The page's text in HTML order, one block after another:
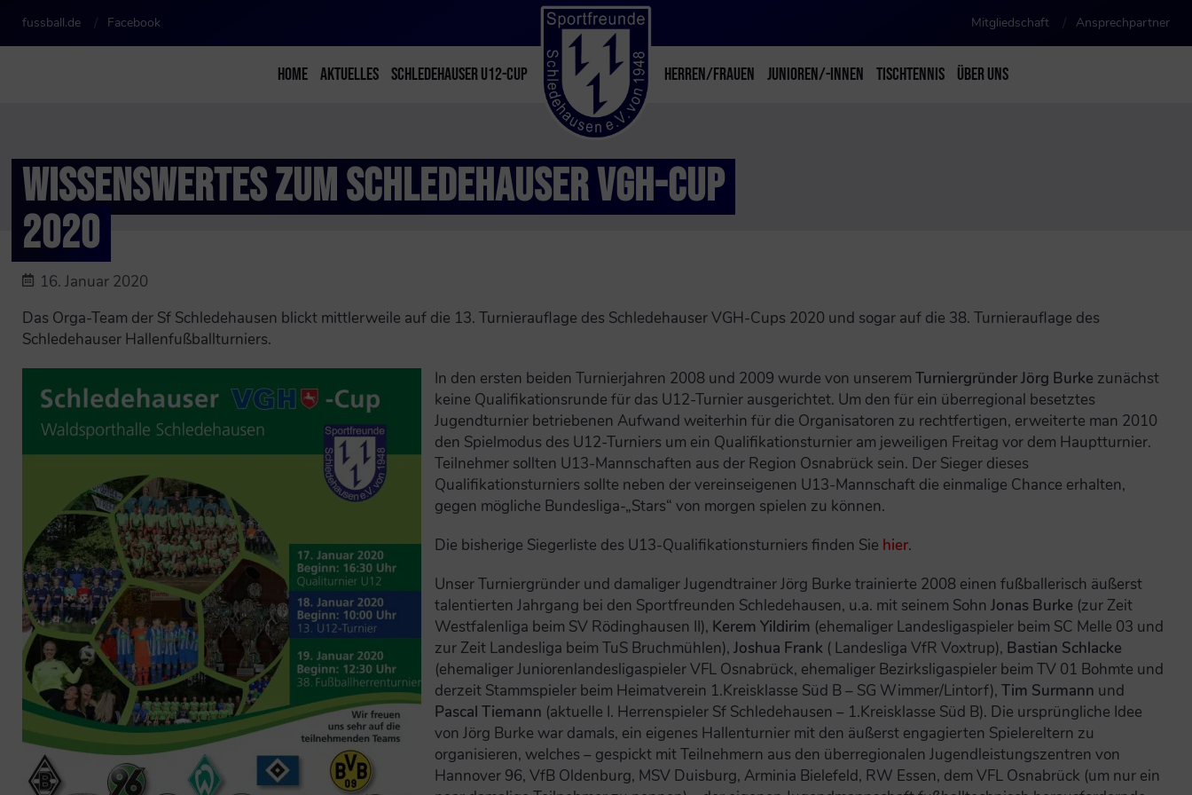
fussball.de Facebook Mitgliedschaft Ansprechpartner
HOME AKTUELLES SCHLEDEHAUSER U12-CUP HERREN/FRAUEN JUNIOREN/-INNEN TISCHTENNIS ÜBER UNS
WISSENSWERTES ZUM SCHLEDEHAUSER VGH-CUP
2020
16. Januar 2020
Das Orga-Team der Sf Schledehausen blickt mittlerweile auf die 13. Turnierauflage des Schledehauser VGH-Cups 2020 und sogar auf die 38. Turnierauflage des
Schledehauser Hallenfußballturniers.
In den ersten beiden Turnierjahren 2008 und 2009 wurde von unserem Turniergründer Jörg Burke zunächst
keine Qualifikationsrunde für das U12-Turnier ausgerichtet. Um den für ein überregional besetztes
Jugendturnier betriebenen Aufwand weiterhin für die Organisatoren zu rechtfertigen, erweiterte man 2010
den Spielmodus des U12-Turniers um ein Qualifikationsturnier am jeweiligen Freitag vor dem Hauptturnier.
Teilnehmer sollten U13-Mannschaften aus der Region Osnabrück sein. Der Sieger dieses
Qualifikationsturniers sollte neben der vereinseigenen U13-Mannschaft die einmalige Chance erhalten,
gegen mögliche Bundesliga-„Stars“ von morgen spielen zu können.
Die bisherige Siegerliste des U13-Qualifikationsturniers finden Sie hier.
Unser Turniergründer und damaliger Jugendtrainer Jörg Burke trainierte 2008 einen fußballerisch äußerst
talentierten Jahrgang bei den Sportfreunden Schledehausen, u.a. mit seinem Sohn Jonas Burke (zur Zeit
Westfalenliga beim SV Rödinghausen II), Kerem Yildirim (ehemaliger Landesligaspieler beim SC Melle 03 und
zur Zeit Landesliga beim TuS Bruchmühlen), Joshua Frank ( Landesliga VfR Voxtrup), Bastian Schlacke
(ehemaliger Juniorenlandesligaspieler VFL Osnabrück, ehemaliger Bezirksligaspieler beim TV 01 Bohmte und
derzeit Stammspieler beim Heimatverein 1.Kreisklasse Süd B – SG Wimmer/Lintorf), Tim Surmann und
Pascal Tiemann (aktuelle I. Herrenspieler Sf Schledehausen – 1.Kreisklasse Süd B). Die ursprüngliche Idee
von Jörg Burke war damals, ein eigenes Hallenturnier mit den äußerst engagierten Spielereltern zu
organisieren, welches – gespickt mit Teilnehmern aus den überregionalen Jugendleistungszentren von
Hannover 96, VfB Oldenburg, MSV Duisburg, Arminia Bielefeld, RW Essen, dem VFL Osnabrück (um nur ein